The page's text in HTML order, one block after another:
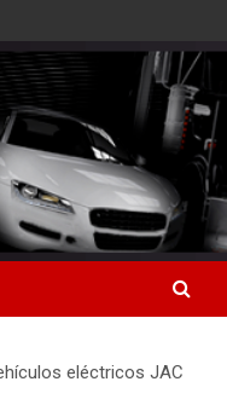
eléctricos JAC